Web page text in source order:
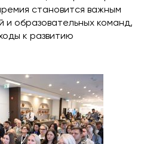
становится важным
и образовательных команд,
к развитию